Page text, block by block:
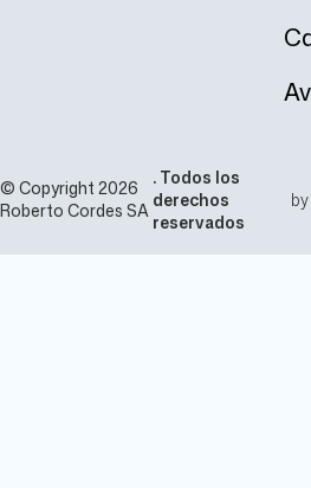
© Copyright 2026
Roberto Cordes SA
. Todos los
derechos
reservados
by